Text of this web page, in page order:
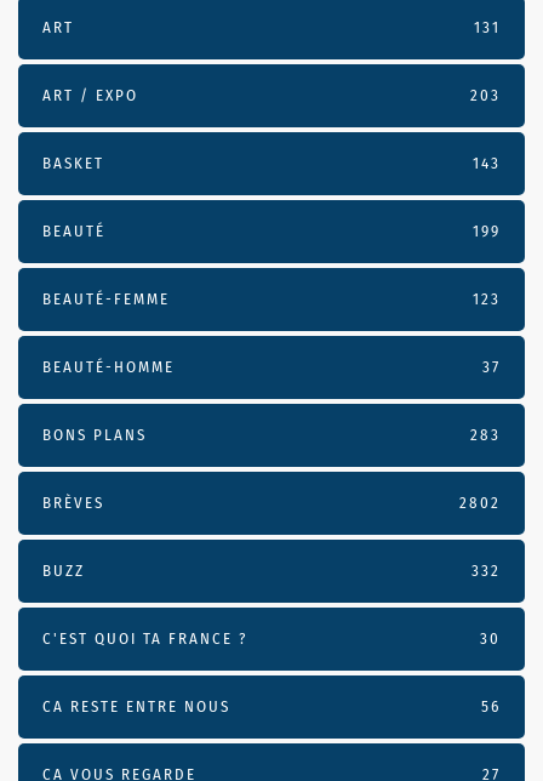
ART 131
ART / EXPO 203
BASKET 143
BEAUTÉ 199
BEAUTÉ-FEMME 123
BEAUTÉ-HOMME 37
BONS PLANS 283
BRÈVES 2802
BUZZ 332
C'EST QUOI TA FRANCE ? 30
CA RESTE ENTRE NOUS 56
CA VOUS REGARDE 27